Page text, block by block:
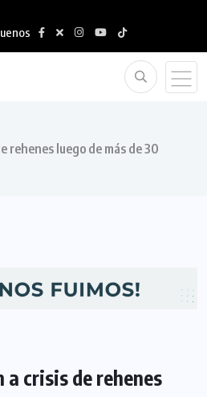
rehenes luego de más de 30
crisis de rehenes